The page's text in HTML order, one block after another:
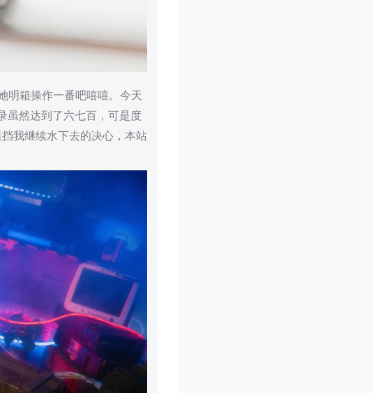
明箱操作一番吧嘻嘻。今天
虽然达到了六七百，可是度
我继续水下去的决心，本站